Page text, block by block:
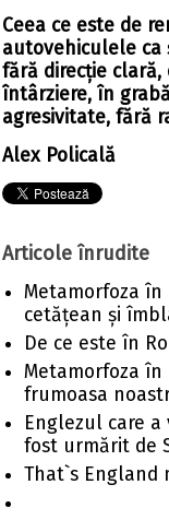
Ceea ce este de
autovehiculele ca
fără direcție clară,
întârziere, în
agresivitate, fără
Alex Policală
Articole înrudite
Metamorfoza
cetățean și
De ce este în
Metamorfoza în
frumoasa
Englezul care
fost urmărit de
That`s England